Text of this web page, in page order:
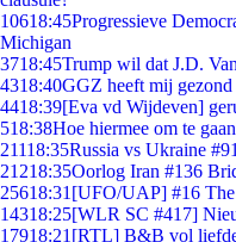
10618:45Progressieve
Michigan
3718:45Trump wil dat J.D.
4318:40GGZ heeft mij gezond
4418:39[Eva vd Wijdeven]
518:38Hoe hiermee om te
21118:35Russia vs Ukraine #91
21218:35Oorlog Iran #136
25618:31 [UFO/UAP] #16
14318:25[WLR SC #417]
17918:21 [RTL] B&B vol